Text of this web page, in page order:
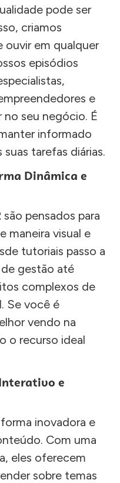
pode ser
criamos
ouvir em qualquer
episódios
e
no seu negócio. É
informado
tarefas diárias.
Dinâmica e
pensados para
maneira visual e
tutoriais passo a
gestão até
complexos de
Se você é
vendo na
o recurso ideal
e
inovadora e
Com uma
eles oferecem
sobre temas